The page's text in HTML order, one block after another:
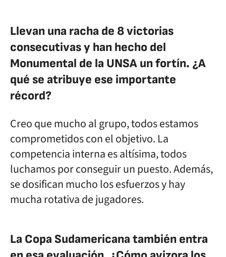
Llevan una racha de 8 victorias
consecutivas y han hecho del
Monumental de la UNSA un fortín. ¿A
qué se atribuye ese importante
récord?
Creo que mucho al grupo, todos estamos
comprometidos con el objetivo. La
competencia interna es altísima, todos
luchamos por conseguir un puesto. Además,
se dosifican mucho los esfuerzos y hay
mucha rotativa de jugadores.
La Copa Sudamericana también entra